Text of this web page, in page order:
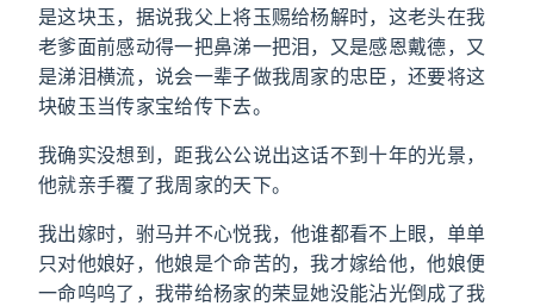
是这块玉，据说我父上将玉赐给杨解时，这老头在我
老爹面前感动得一把鼻涕一把泪，又是感恩戴德，又
是涕泪横流，说会一辈子做我周家的忠臣，还要将这
块破玉当传家宝给传下去。
我确实没想到，距我公公说出这话不到十年的光景，
他就亲手覆了我周家的天下。
我出嫁时，驸马并不心悦我，他谁都看不上眼，单单
只对他娘好，他娘是个命苦的，我才嫁给他，他娘便
一命呜呜了，我带给杨家的荣显她没能沾光倒成了我